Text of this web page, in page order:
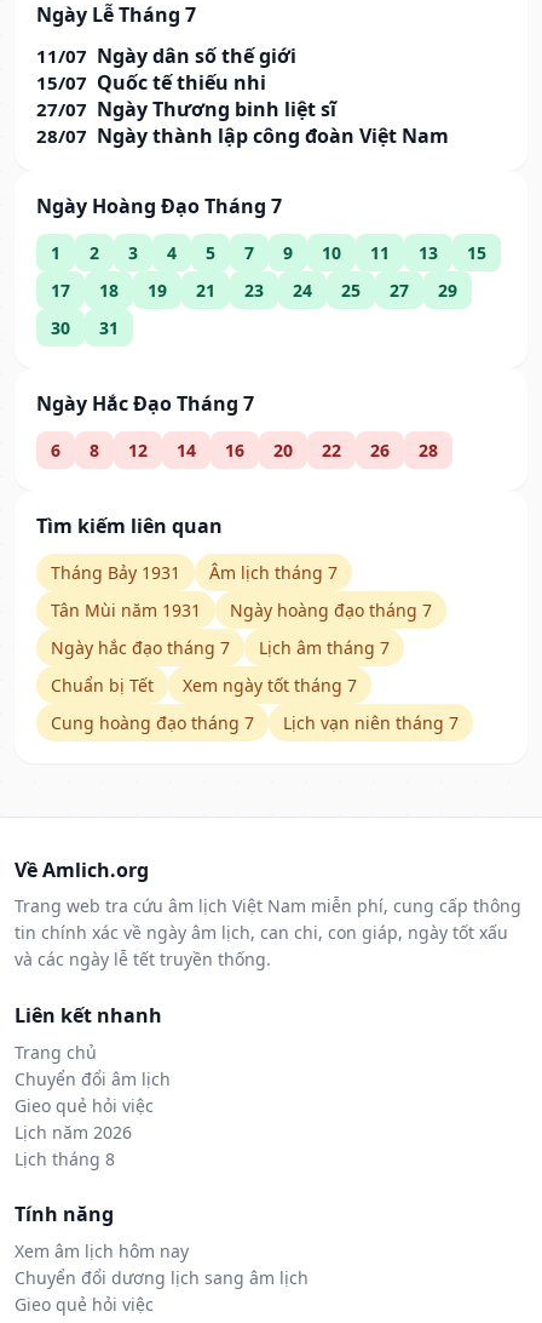
Ngày Lễ Tháng 7
11/07 Ngày dân số thế giới
15/07 Quốc tế thiếu nhi
27/07 Ngày Thương binh liệt sĩ
28/07 Ngày thành lập công đoàn Việt Nam
Ngày Hoàng Đạo Tháng 7
1 2 3 4 5 7 9 10 11 13
15
17
18 19 21 23 24 25 27
29
30
31
Ngày Hắc Đạo Tháng 7
6 8 12 14 16 20 22 26 28
Tìm kiếm liên quan
Tháng Bảy 1931
Âm lịch tháng 7
Tân Mùi năm 1931
Ngày hoàng đạo tháng 7
Ngày hắc đạo tháng 7
Lịch âm tháng 7
Chuẩn bị Tết
Xem ngày tốt tháng 7
Cung hoàng đạo tháng 7
Lịch vạn niên tháng 7
Về Amlich.org
Trang web tra cứu âm lịch Việt Nam miễn phí, cung cấp thông
tin chính xác về ngày âm lịch, can chi, con giáp, ngày tốt xấu
và các ngày lễ tết truyền thống.
Liên kết nhanh
Trang chủ
Chuyển đổi âm lịch
Gieo quẻ hỏi việc
Lịch năm 2026
Lịch tháng 8
Tính năng
Xem âm lịch hôm nay
Chuyển đổi dương lịch sang âm lịch
Gieo quẻ hỏi việc